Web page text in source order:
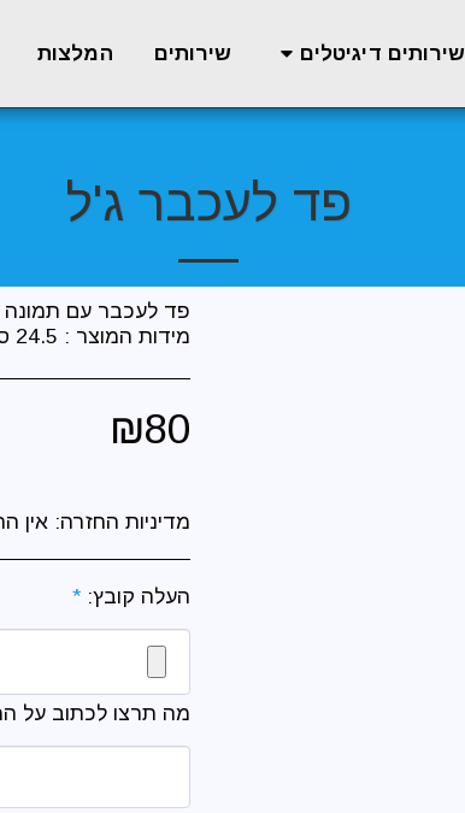
שירותים דיגיטלים שירותים המלצות
פד לעכבר ג'ל
מידות המוצר : 24.5 ס"מ / 21.5 ס"מ
₪80
מדיניות החזרה: אין
העלה קובץ: *
מה תרצו לכתוב על